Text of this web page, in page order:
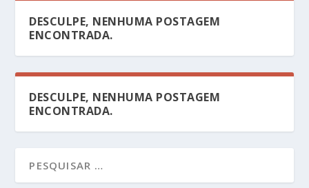
DESCULPE, NENHUMA POSTAGEM
ENCONTRADA.
DESCULPE, NENHUMA POSTAGEM
ENCONTRADA.